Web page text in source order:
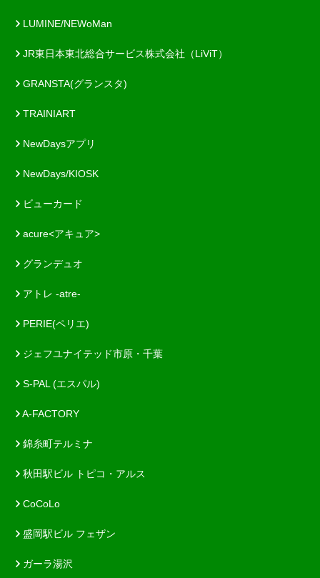
LUMINE/NEWoMan
JR東日本東北総合サービス株式会社（LiViT）
GRANSTA(グランスタ)
TRAINIART
NewDaysアプリ
NewDays/KIOSK
ビューカード
acure<アキュア>
グランデュオ
アトレ -atre-
PERIE(ペリエ)
ジェフユナイテッド市原・千葉
S-PAL (エスパル)
A-FACTORY
錦糸町テルミナ
秋田駅ビル トピコ・アルス
CoCoLo
盛岡駅ビル フェザン
ガーラ湯沢